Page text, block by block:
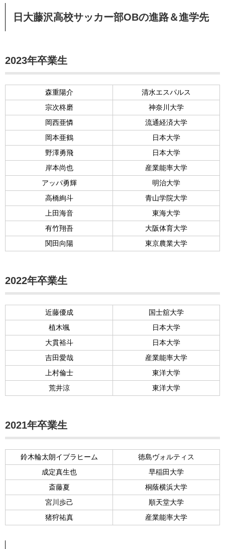
日大藤沢高校サッカー部OBの進路＆進学先
2023年卒業生
森重陽介
清水エスパルス
宗次柊磨
神奈川大学
岡西亜憐
流通経済大学
岡本亜鶴
日本大学
野澤勇飛
日本大学
岸本尚也
産業能率大学
アッパ勇輝
明治大学
高橋絢斗
青山学院大学
上田海音
東海大学
有竹翔吾
大阪体育大学
関田向陽
東京農業大学
2022年卒業生
近藤優成
国士舘大学
植木颯
日本大学
大貫裕斗
日本大学
吉田愛哉
産業能率大学
上村倫士
東洋大学
荒井涼
東洋大学
2021年卒業生
鈴木輪太朗イブラヒーム
徳島ヴォルティス
成定真生也
早稲田大学
斎藤夏
桐蔭横浜大学
宮川歩己
順天堂大学
猪狩祐真
産業能率大学